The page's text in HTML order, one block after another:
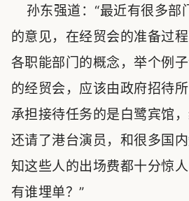
孙东强道：“最近有很多部
的意见，在经贸会的准备过
各职能部门的概念，举个例
的经贸会，应该由政府招待
承担接待任务的是白鹭宾馆
还请了港台演员，和很多国
知这些人的出场费都十分惊
有谁埋单？”